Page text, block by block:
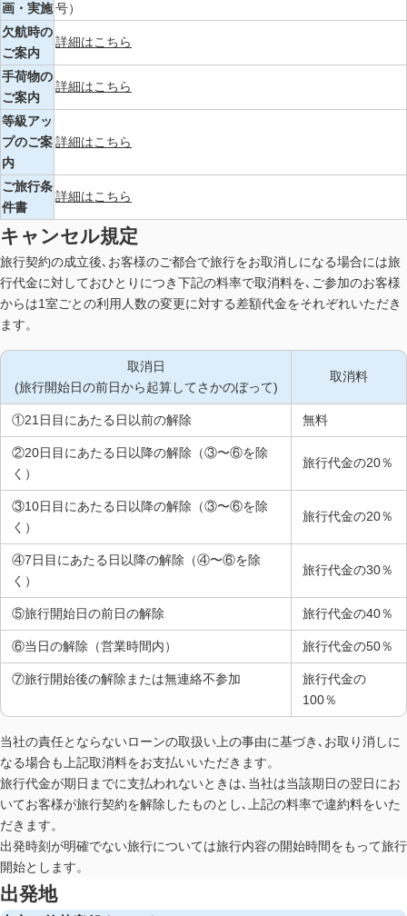
画・実施号）
欠航時の
ご案内
詳細はこちら
手荷物の
ご案内
詳細はこちら
等級アッ
プのご案
内
詳細はこちら
ご旅行条
件書
詳細はこちら
キャンセル規定
旅行契約の成立後､お客様のご都合で旅行をお取消しになる場合には旅
行代金に対しておひとりにつき下記の料率で取消料を､ご参加のお客様
からは1室ごとの利用人数の変更に対する差額代金をそれぞれいただき
ます。
取消日
(旅行開始日の前日から起算してさかのぼって)
取消料
①21日目にあたる日以前の解除 無料
②20日目にあたる日以降の解除（③〜⑥を除
く）
旅行代金の20％
③10日目にあたる日以降の解除（③〜⑥を除
く）
旅行代金の20％
④7日目にあたる日以降の解除（④〜⑥を除
く）
旅行代金の30％
⑤旅行開始日の前日の解除 旅行代金の40％
⑥当日の解除（営業時間内） 旅行代金の50％
⑦旅行開始後の解除または無連絡不参加
旅行代金の
100％
当社の責任とならないローンの取扱い上の事由に基づき､お取り消しに
なる場合も上記取消料をお支払いいただきます。
旅行代金が期日までに支払われないときは､当社は当該期日の翌日にお
いてお客様が旅行契約を解除したものとし､上記の料率で違約料をいた
だきます。
出発時刻が明確でない旅行については旅行内容の開始時間をもって旅行
開始とします。
出発地